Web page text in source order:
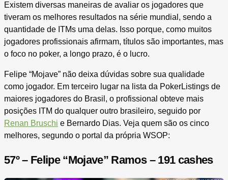
Existem diversas maneiras de avaliar os jogadores que
tiveram os melhores resultados na série mundial, sendo a
quantidade de ITMs uma delas. Isso porque, como muitos
jogadores profissionais afirmam, títulos são importantes, mas
o foco no poker, a longo prazo, é o lucro.
Felipe “Mojave” não deixa dúvidas sobre sua qualidade
como jogador. Em terceiro lugar na lista da PokerListings de
maiores jogadores do Brasil, o profissional obteve mais
posições ITM do qualquer outro brasileiro, seguido por
Renan Bruschi e Bernardo Dias. Veja quem são os cinco
melhores, segundo o portal da própria WSOP:
57º – Felipe “Mojave” Ramos – 191 cashes